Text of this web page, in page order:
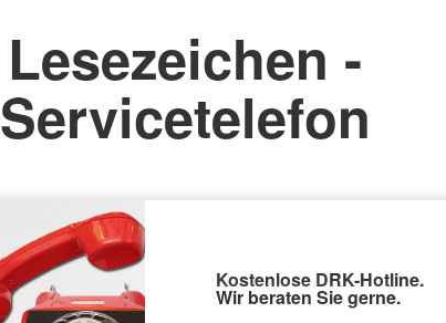
Lesezeichen -
Servicetelefon
Kostenlose DRK-Hotline.
Wir beraten Sie gerne.